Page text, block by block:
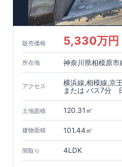
販売価格 5,330万円
所在地 神奈川県相模原
アクセス
横浜線,相模線,京
または バス7分
土地面積 120.31㎡
建物面積 101.44㎡
間取り 4LDK